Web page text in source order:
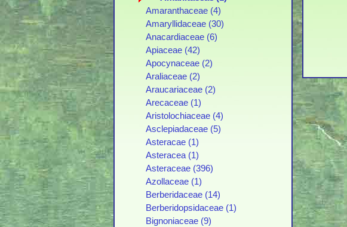
Amaranthaceae (4)
Amaryllidaceae (30)
Anacardiaceae (6)
Apiaceae (42)
Apocynaceae (2)
Araliaceae (2)
Araucariaceae (2)
Arecaceae (1)
Aristolochiaceae (4)
Asclepiadaceae (5)
Asteracae (1)
Asteracea (1)
Asteraceae (396)
Azollaceae (1)
Berberidaceae (14)
Berberidopsidaceae (1)
Bignoniaceae (9)